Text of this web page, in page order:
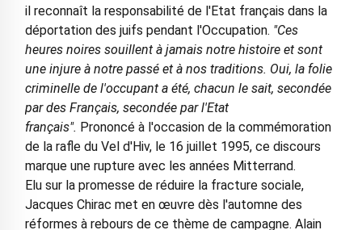
il reconnaît la responsabilité de l'Etat français dans la
déportation des juifs pendant l'Occupation. "Ces
heures noires souillent à jamais notre histoire et sont
une injure à notre passé et à nos traditions. Oui, la folie
criminelle de l'occupant a été, chacun le sait, secondée
par des Français, secondée par l'Etat
français". Prononcé à l'occasion de la commémoration
de la rafle du Vel d'Hiv, le 16 juillet 1995, ce discours
marque une rupture avec les années Mitterrand.
Elu sur la promesse de réduire la fracture sociale,
Jacques Chirac met en œuvre dès l'automne des
réformes à rebours de ce thème de campagne. Alain